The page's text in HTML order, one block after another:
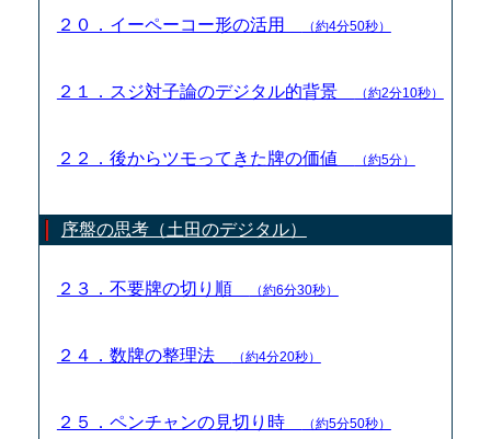
２０．イーペーコー形の活用 （約4分50秒）
２１．スジ対子論のデジタル的背景 （約2分10秒）
２２．後からツモってきた牌の価値 （約5分）
序盤の思考（土田のデジタル）
２３．不要牌の切り順 （約6分30秒）
２４．数牌の整理法 （約4分20秒）
２５．ペンチャンの見切り時 （約5分50秒）